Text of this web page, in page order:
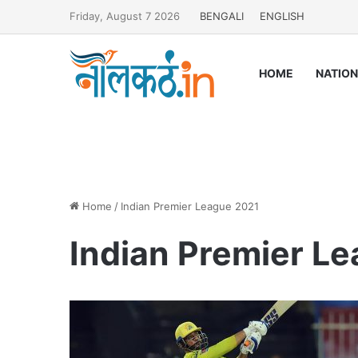
Friday, August 7 2026 BENGALI ENGLISH
HOME
Home / Indian Premier League 2021
Indian Premier